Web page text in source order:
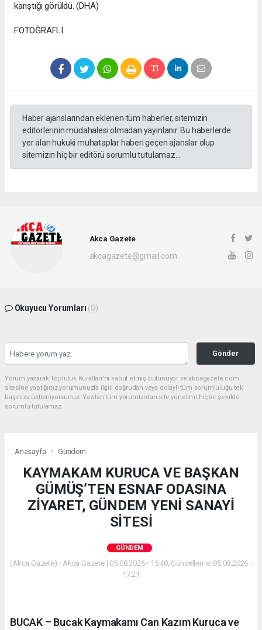
karıştığı görüldü. (DHA)
FOTOĞRAFLI
Haber ajanslarından eklenen tüm haberler, sitemizin
editörlerinin müdahalesi olmadan yayınlanır. Bu haberlerde
yer alan hukuki muhataplar haberi geçen ajanslar olup
sitemizin hiç bir editörü sorumlu tutulamaz...
Akca Gazete
akcagazete@gmail.com
Okuyucu Yorumları (0)
Gönder
Yorum yazarak Topluluk Kuralları’nı kabul etmiş bulunuyor ve akcagazete.com
sitesine yaptığınız yorumunuzla ilgili doğrudan veya dolaylı tüm sorumluluğu tek
başınıza üstleniyorsunuz. Yazılan tüm yorumlardan site yönetimi hiçbir şekilde
sorumlu tutulamaz.
Anasayfa Gündem
KAYMAKAM KURUCA VE BAŞKAN
GÜMÜŞ’TEN ESNAF ODASINA
ZİYARET, GÜNDEM YENİ SANAYİ
SİTESİ
GÜNDEM
(Akca Gazete) - Akca Gazete | 05.08.2026 - 15:48, Güncelleme: 05.08.2026 -
17:21
BUCAK – Bucak Kaymakamı Can Kazım Kuruca ve